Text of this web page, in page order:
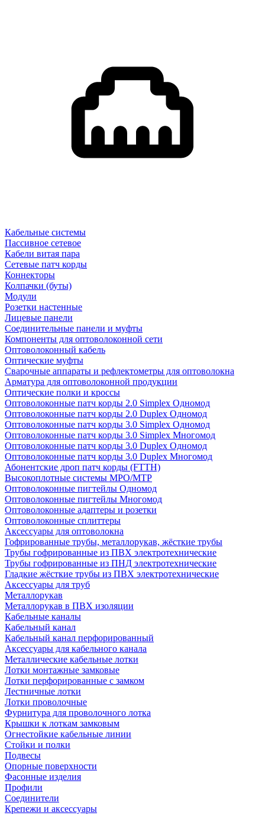
Кабельные системы
Пассивное сетевое
Кабели витая пара
Сетевые патч корды
Коннекторы
Колпачки (буты)
Модули
Розетки настенные
Лицевые панели
Соединительные панели и муфты
Компоненты для оптоволоконной сети
Оптоволоконный кабель
Оптические муфты
Сварочные аппараты и рефлектометры для оптоволокна
Арматура для оптоволоконной продукции
Оптические полки и кроссы
Оптоволоконные патч корды 2.0 Simplex Одномод
Оптоволоконные патч корды 2.0 Duplex Одномод
Оптоволоконные патч корды 3.0 Simplex Одномод
Оптоволоконные патч корды 3.0 Simplex Многомод
Оптоволоконные патч корды 3.0 Duplex Одномод
Оптоволоконные патч корды 3.0 Duplex Многомод
Абонентские дроп патч корды (FTTH)
Высокоплотные системы MPO/MTP
Оптоволоконные пигтейлы Одномод
Оптоволоконные пигтейлы Многомод
Оптоволоконные адаптеры и розетки
Оптоволоконные сплиттеры
Аксессуары для оптоволокна
Гофрированные трубы, металлорукав, жёсткие трубы
Трубы гофрированные из ПВХ электротехнические
Трубы гофрированные из ПНД электротехнические
Гладкие жёсткие трубы из ПВХ электротехнические
Аксессуары для труб
Металлорукав
Металлорукав в ПВХ изоляции
Кабельные каналы
Кабельный канал
Кабельный канал перфорированный
Аксессуары для кабельного канала
Металлические кабельные лотки
Лотки монтажные замковые
Лотки перфорированные с замком
Лестничные лотки
Лотки проволочные
Фурнитура для проволочного лотка
Крышки к лоткам замковым
Огнестойкие кабельные линии
Стойки и полки
Подвесы
Опорные поверхности
Фасонные изделия
Профили
Соединители
Крепежи и аксессуары